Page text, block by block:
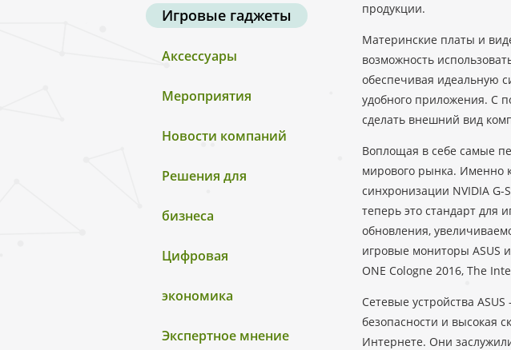
Игровые гаджеты
Аксессуары
Мероприятия
Новости компаний
Решения для
бизнеса
Цифровая
экономика
Экспертное мнение
продукции.
Материнские платы и
возможность
обеспечивая идеальную
удобного приложения. С
сделать внешний вид
Воплощая в себе самые
мирового рынка. Именно
синхронизации NVIDIA
теперь это стандарт для
обновления,
игровые мониторы ASUS
ONE Cologne 2016, The
Сетевые устройства
безопасности и высокая
Интернете. Они